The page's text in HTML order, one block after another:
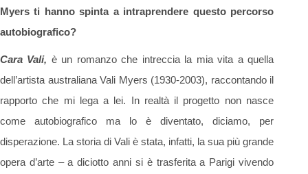
Myers ti hanno spinta a intraprendere questo percorso
autobiografico?
Cara Vali, è un romanzo che intreccia la mia vita a quella
dell’artista australiana Vali Myers (1930-2003), raccontando il
rapporto che mi lega a lei. In realtà il progetto non nasce
come autobiografico ma lo è diventato, diciamo, per
disperazione. La storia di Vali è stata, infatti, la sua più grande
opera d’arte – a diciotto anni si è trasferita a Parigi vivendo